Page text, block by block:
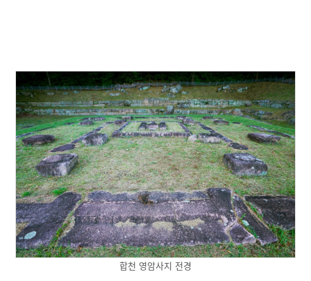
합천 영암사지 전경